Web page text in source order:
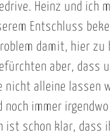
Heinz und ich
Entschluss
damit, hier zu
aber, dass
nicht alleine lassen
immer
ist schon klar, dass